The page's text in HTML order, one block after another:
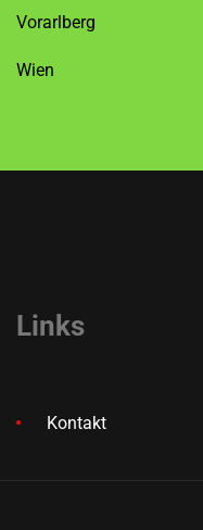
Vorarlberg
Wien
Links
Kontakt